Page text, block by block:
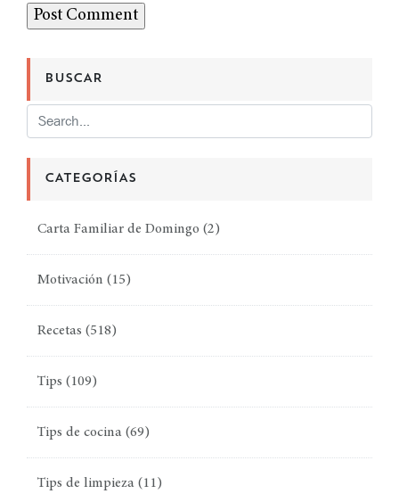
BUSCAR
CATEGORÍAS
Carta Familiar de Domingo (2)
Motivación (15)
Recetas (518)
Tips (109)
Tips de cocina (69)
Tips de limpieza (11)